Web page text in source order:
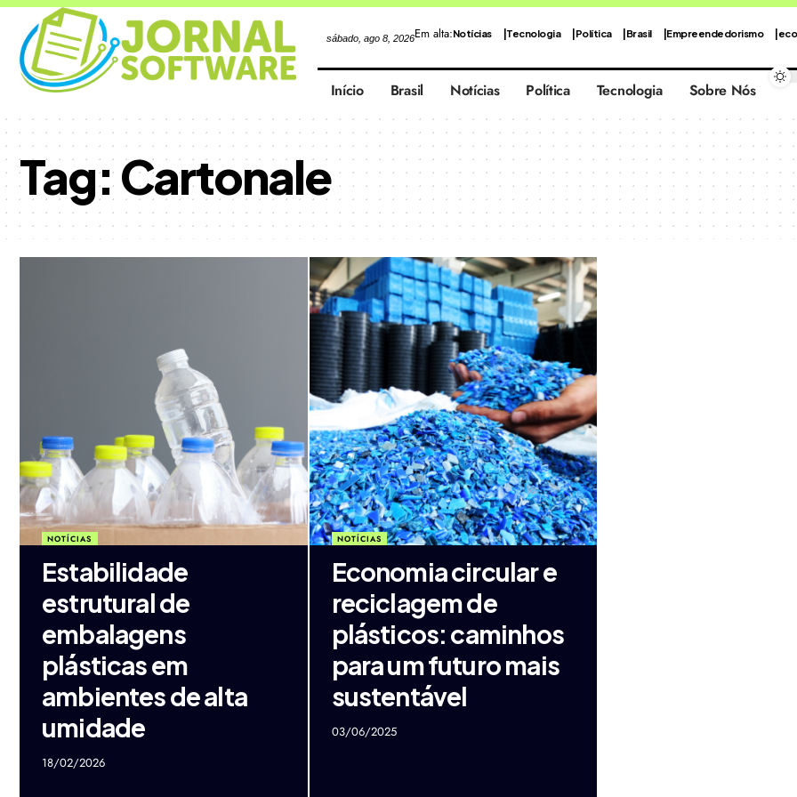
sábado, ago 8, 2026Em alta:Notícias Tecnologia Política Brasil Empreendedorismo
Início Brasil Notícias Política Tecnologia Sobre Nós
Tag:Cartonale
NOTÍCIAS
Estabilidade
estrutural de
embalagens
plásticas em
ambientes de alta
umidade
18/02/2026
NOTÍCIAS
Economia circular e
reciclagem de
plásticos: caminhos
para um futuro mais
sustentável
03/06/2025